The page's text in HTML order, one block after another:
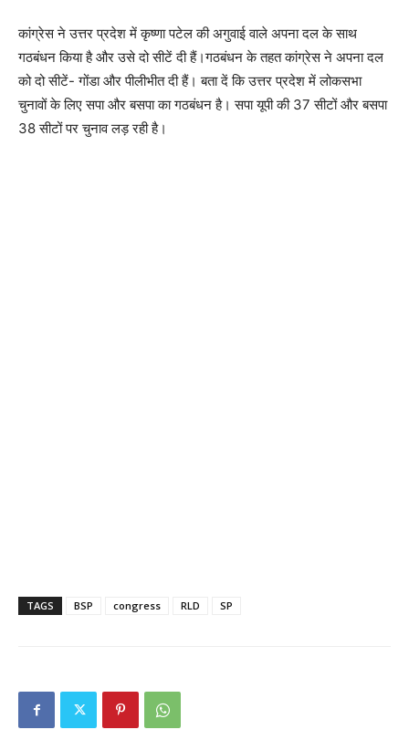
कांग्रेस ने उत्तर प्रदेश में कृष्णा पटेल की अगुवाई वाले अपना दल के साथ
गठबंधन किया है और उसे दो सीटें दी हैं।गठबंधन के तहत कांग्रेस ने अपना दल
को दो सीटें- गोंडा और पीलीभीत दी हैं। बता दें कि उत्तर प्रदेश में लोकसभा
चुनावों के लिए सपा और बसपा का गठबंधन है। सपा यूपी की 37 सीटों और बसपा
38 सीटों पर चुनाव लड़ रही है।
TAGS BSP congress RLD SP